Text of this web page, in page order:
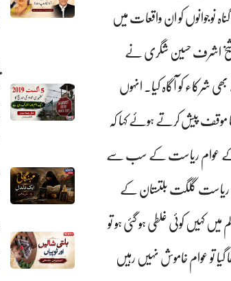
نوجوانوں کو ان واقعات میں
پر شیخ اشرف حسین شگری نے
کو آگاہ کیا۔ انہوں
موقف پیش کرتے ہوئے کہا کہ
کے عوام ریاست کے سب سے
ریاست گلگت بلتستان کے
کہیں کوئی غلطی ہو گئی ہو تو
گیا تو عوام خاموش نہیں رہیں